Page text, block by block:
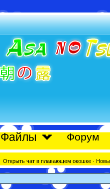
Файлы
Форум
Открыть чат в плавающем окошке·